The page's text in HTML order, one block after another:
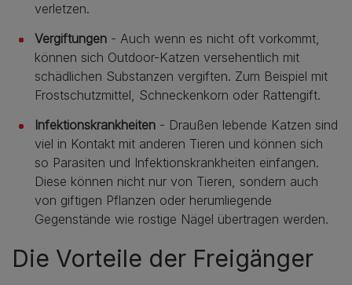
verletzen.
Vergiftungen - Auch wenn es nicht oft vorkommt,
können sich Outdoor-Katzen versehentlich mit
schädlichen Substanzen vergiften. Zum Beispiel mit
Frostschutzmittel, Schneckenkorn oder Rattengift.
Infektionskrankheiten - Draußen lebende Katzen sind
viel in Kontakt mit anderen Tieren und können sich
so Parasiten und Infektionskrankheiten einfangen.
Diese können nicht nur von Tieren, sondern auch
von giftigen Pflanzen oder herumliegende
Gegenstände wie rostige Nägel übertragen werden.
Die Vorteile der Freigänger